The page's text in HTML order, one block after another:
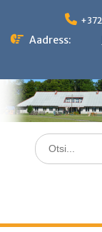
contentAadress:
Search
for: